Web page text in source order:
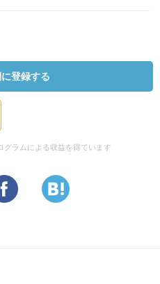
登録する
グラムによる収益を得ています